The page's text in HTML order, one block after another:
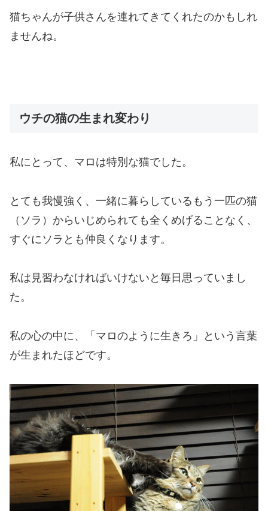
猫ちゃんが子供さんを連れてきてくれたのかもしれ
ませんね。
ウチの猫の生まれ変わり
私にとって、マロは特別な猫でした。
とても我慢強く、一緒に暮らしているもう一匹の猫
（ソラ）からいじめられても全くめげることなく、
すぐにソラとも仲良くなります。
私は見習わなければいけないと毎日思っていまし
た。
私の心の中に、「マロのように生きろ」という言葉
が生まれたほどです。